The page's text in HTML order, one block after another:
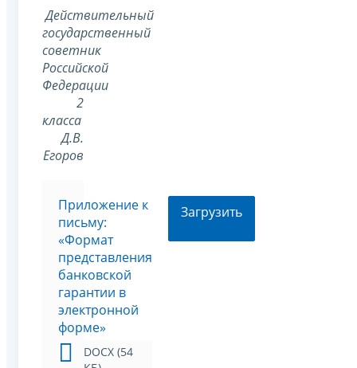
Действительный
государственный
советник
Российской
Федерации
2
класса
Д.В.
Егоров
Приложение к
письму:
«Формат
представления
банковской
гарантии в
электронной
форме»
DOCX (54
Загрузить